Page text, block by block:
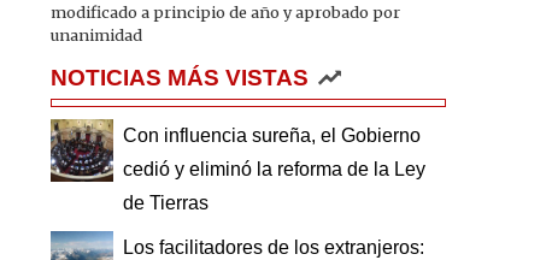
modificado a principio de año y aprobado por
unanimidad
NOTICIAS MÁS VISTAS
Con influencia sureña, el Gobierno
cedió y eliminó la reforma de la Ley
de Tierras
Los facilitadores de los extranjeros: